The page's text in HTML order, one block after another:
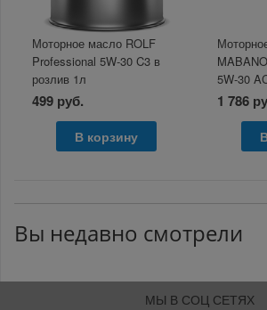
Моторное масло ROLF
Professional 5W-30 C3 в
розлив 1л
499 руб.
В корзину
5W-30
розлив
1 786
Вы недавно смотрели
МЫ В СОЦ СЕТЯХ